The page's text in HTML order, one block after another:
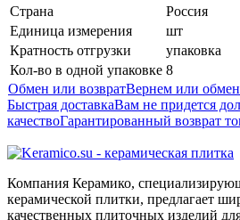
Страна
Россия
Единица измерения
шт
Кратность отгрузки
упаковка
Кол-во в одной упаковке 8
Обмен или возвратВернем или
Быстрая доставкаВам не придется
качествоГарантированный возврат
Компания Керамико,
керамической плитки, предлагает
качественных плиточных изделий